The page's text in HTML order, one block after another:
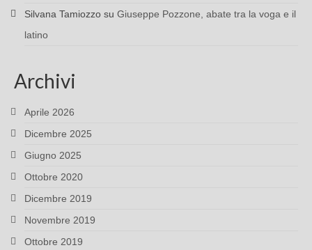
Silvana Tamiozzo su Giuseppe Pozzone, abate tra la voga e il
latino
Archivi
Aprile 2026
Dicembre 2025
Giugno 2025
Ottobre 2020
Dicembre 2019
Novembre 2019
Ottobre 2019